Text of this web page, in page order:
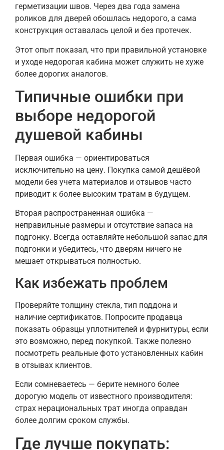
герметизации швов. Через два года замена
роликов для дверей обошлась недорого, а сама
конструкция оставалась целой и без протечек.
Этот опыт показал, что при правильной установке
и уходе недорогая кабина может служить не хуже
более дорогих аналогов.
Типичные ошибки при
выборе недорогой
душевой кабины
Первая ошибка — ориентироваться
исключительно на цену. Покупка самой дешёвой
модели без учета материалов и отзывов часто
приводит к более высоким тратам в будущем.
Вторая распространенная ошибка —
неправильные размеры и отсутствие запаса на
подгонку. Всегда оставляйте небольшой запас для
подгонки и убедитесь, что дверям ничего не
мешает открываться полностью.
Как избежать проблем
Проверяйте толщину стекла, тип поддона и
наличие сертификатов. Попросите продавца
показать образцы уплотнителей и фурнитуры, если
это возможно, перед покупкой. Также полезно
посмотреть реальные фото установленных кабин
в отзывах клиентов.
Если сомневаетесь — берите немного более
дорогую модель от известного производителя:
страх нерациональных трат иногда оправдан
более долгим сроком службы.
Где лучше покупать: